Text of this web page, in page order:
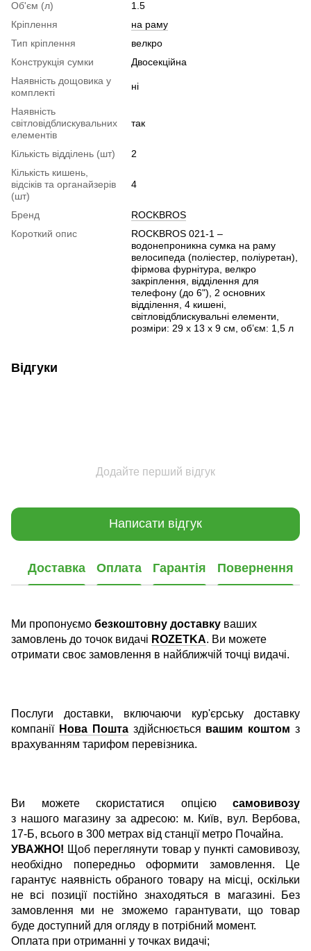
Об'єм (л)
1.5
Кріплення
на раму
Тип кріплення
велкро
Конструкція сумки
Двосекційна
Наявність дощовика у
комплекті
ні
Наявність
світловідблискувальних
елементів
так
Кількість відділень (шт)
2
Кількість кишень,
відсіків та органайзерів
(шт)
4
Бренд
ROCKBROS
Короткий опис
ROCKBROS 021-1 –
водонепроникна сумка на раму
велосипеда (поліестер, поліуретан),
фірмова фурнітура, велкро
закріплення, відділення для
телефону (до 6"), 2 основних
відділення, 4 кишені,
світловідблискувальні елементи,
розміри: 29 x 13 x 9 см, об’єм: 1,5 л
Відгуки
Додайте перший відгук
Написати відгук
Доставка Оплата Гарантія Повернення
Ми пропонуємо безкоштовну доставку ваших
замовлень до точок видачі ROZETKA. Ви можете
отримати своє замовлення в найближчій точці видачі.
Послуги доставки, включаючи кур'єрську доставку
компанії Нова Поштаздійснюється вашим коштом з
врахуванням тарифом перевізника.
Ви можете скористатися опцією самовивозу
з нашого магазину за адресою: м. Київ, вул. Вербова,
17-Б, всього в 300 метрах від станції метро Почайна.
УВАЖНО! Щоб переглянути товар у пункті самовивозу,
необхідно попередньо оформити замовлення. Це
гарантує наявність обраного товару на місці, оскільки
не всі позиції постійно знаходяться в магазині. Без
замовлення ми не зможемо гарантувати, що товар
буде доступний для огляду в потрібний момент.
Оплата при отриманні у точках видачі;